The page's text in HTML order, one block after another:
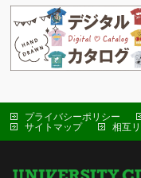
プライバシーポリシー
サイトマップ
相互